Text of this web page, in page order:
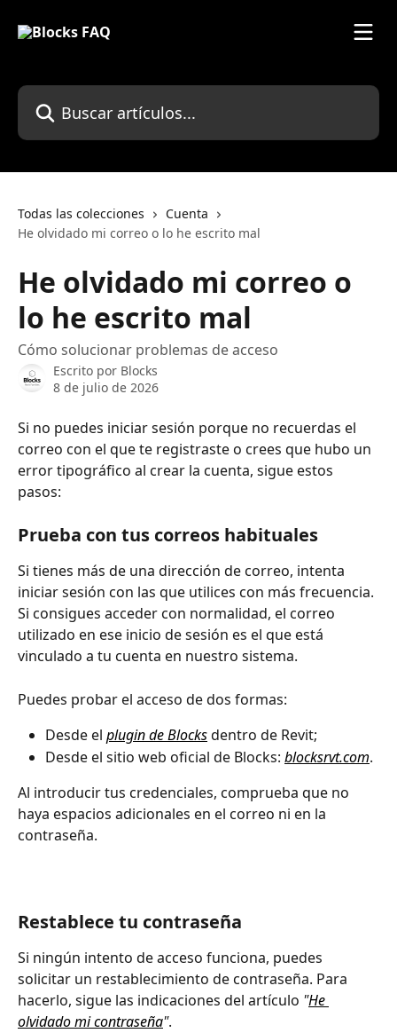
Buscar artículos...
Todas las colecciones
Cuenta
He olvidado mi correo o lo he escrito mal
He olvidado mi correo o
lo he escrito mal
Cómo solucionar problemas de acceso
Escrito por Blocks
8 de julio de 2026
Si no puedes iniciar sesión porque no recuerdas el
correo con el que te registraste o crees que hubo un
error tipográfico al crear la cuenta, sigue estos
pasos:
Prueba con tus correos habituales
Si tienes más de una dirección de correo, intenta
iniciar sesión con las que utilices con más frecuencia.
Si consigues acceder con normalidad, el correo
utilizado en ese inicio de sesión es el que está
vinculado a tu cuenta en nuestro sistema.
Puedes probar el acceso de dos formas:
Desde el plugin de Blocks dentro de Revit;
Desde el sitio web oficial de Blocks: blocksrvt.com.
Al introducir tus credenciales, comprueba que no
haya espacios adicionales en el correo ni en la
contraseña.
Restablece tu contraseña
Si ningún intento de acceso funciona, puedes
solicitar un restablecimiento de contraseña. Para
hacerlo, sigue las indicaciones del artículo "He
olvidado mi contraseña".